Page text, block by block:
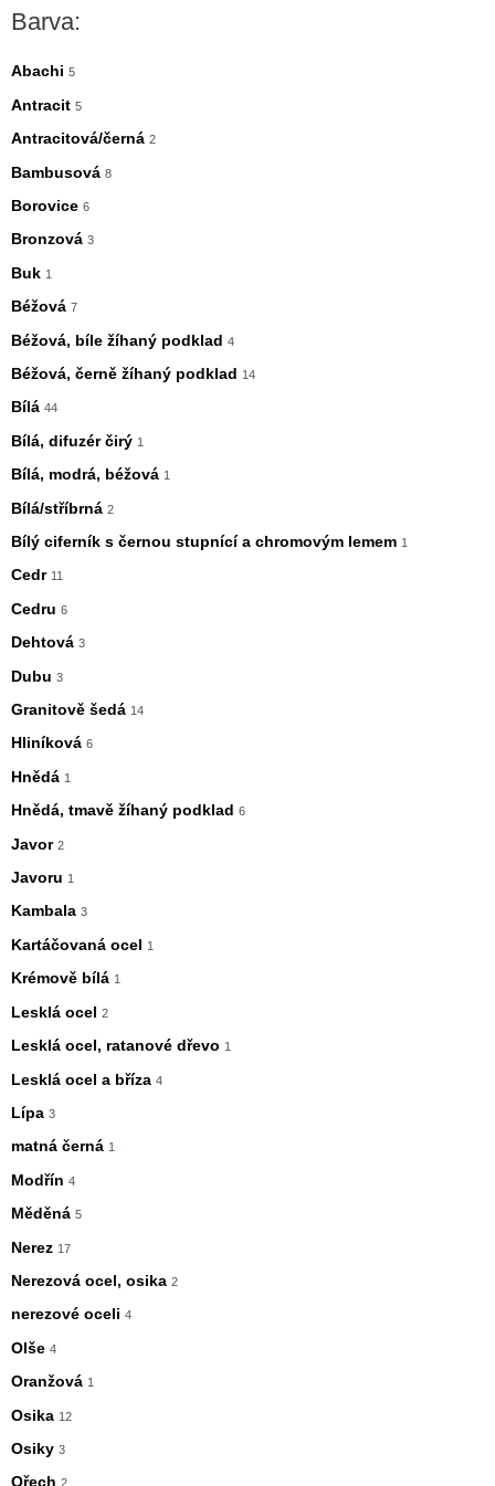
Barva:
Abachi 5
Antracit 5
Antracitová/černá 2
Bambusová 8
Borovice 6
Bronzová 3
Buk 1
Béžová 7
Béžová, bíle žíhaný podklad 4
Béžová, černě žíhaný podklad 14
Bílá 44
Bílá, difuzér čirý 1
Bílá, modrá, béžová 1
Bílá/stříbrná 2
Bílý ciferník s černou stupnící a chromovým lemem 1
Cedr 11
Cedru 6
Dehtová 3
Dubu 3
Granitově šedá 14
Hliníková 6
Hnědá 1
Hnědá, tmavě žíhaný podklad 6
Javor 2
Javoru 1
Kambala 3
Kartáčovaná ocel 1
Krémově bílá 1
Lesklá ocel 2
Lesklá ocel, ratanové dřevo 1
Lesklá ocel a bříza 4
Lípa 3
matná černá 1
Modřín 4
Měděná 5
Nerez 17
Nerezová ocel, osika 2
nerezové oceli 4
Olše 4
Oranžová 1
Osika 12
Osiky 3
Ořech 2